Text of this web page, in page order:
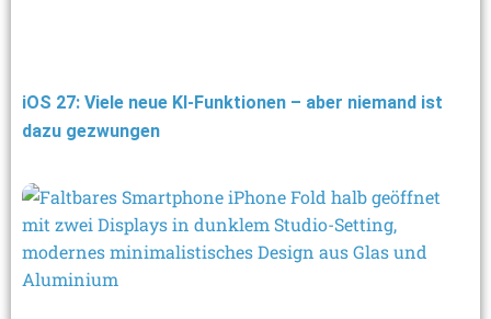
iOS 27: Viele neue KI-Funktionen – aber niemand ist
dazu gezwungen